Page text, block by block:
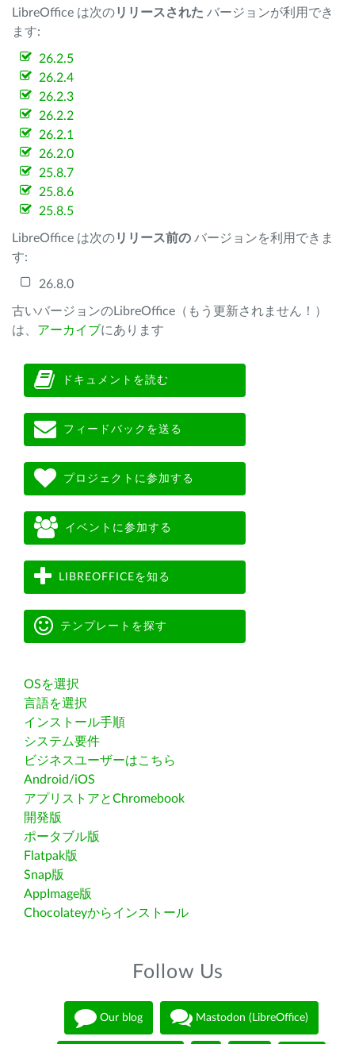
LibreOffice は次のリリースされた バージョンが利用でき
ます:
26.2.5
26.2.4
26.2.3
26.2.2
26.2.1
26.2.0
25.8.7
25.8.6
25.8.5
LibreOffice は次のリリース前の バージョンを利用できま
す:
26.8.0
古いバージョンのLibreOffice（もう更新されません！）
は、 アーカイブにあります
ドキュメントを読む
フィードバックを送る
プロジェクトに参加する
イベントに参加する
LIBREOFFICEを知る
テンプレートを探す
OSを選択
言語を選択
インストール手順
システム要件
ビジネスユーザーはこちら
Android/iOS
アプリストアとChromebook
開発版
ポータブル版
Flatpak版
Snap版
AppImage版
Chocolateyからインストール
Follow Us
Our blog Mastodon (LibreOffice)